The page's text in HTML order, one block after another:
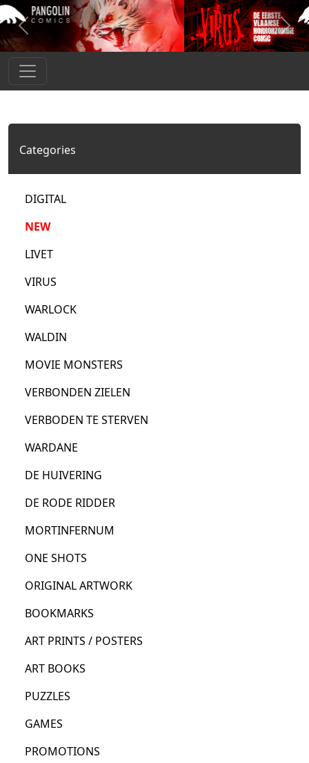
Previous Next
PANGOLIN COMICS
AUTHORS
NEWS
RESELLERS
CART
REDEEM
Categories
DIGITAL
NEW
LIVET
VIRUS
WARLOCK
WALDIN
MOVIE MONSTERS
VERBONDEN ZIELEN
VERBODEN TE STERVEN
WARDANE
DE HUIVERING
DE RODE RIDDER
MORTINFERNUM
ONE SHOTS
ORIGINAL ARTWORK
BOOKMARKS
ART PRINTS / POSTERS
ART BOOKS
PUZZLES
GAMES
PROMOTIONS